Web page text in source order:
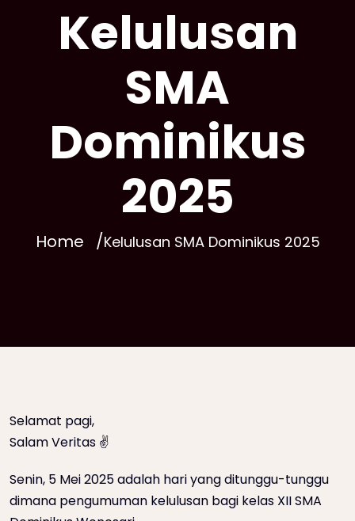
Kelulusan
SMA
Dominikus
2025
Home Kelulusan SMA Dominikus 2025
Selamat pagi,
Salam Veritas ✌️
Senin, 5 Mei 2025 adalah hari yang ditunggu-tunggu
dimana pengumuman kelulusan bagi kelas XII SMA